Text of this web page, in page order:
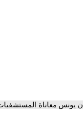
معاناة المستشفيات